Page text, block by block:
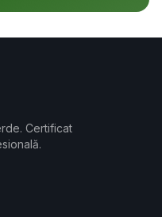
Certificat